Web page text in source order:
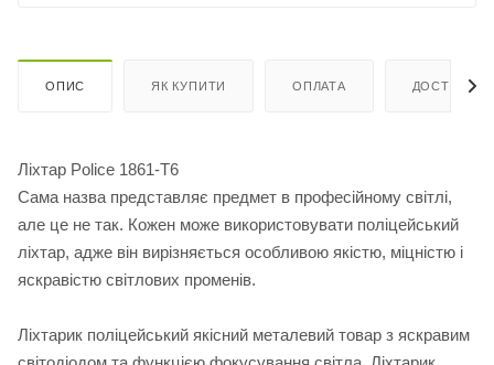
ОПИС ЯК КУПИТИ ОПЛАТА ДОСТАВКА
Ліхтар Police 1861-T6
Сама назва представляє предмет в професійному світлі,
але це не так. Кожен може використовувати поліцейський
ліхтар, адже він вирізняється особливою якістю, міцністю і
яскравістю світлових променів.
Ліхтарик поліцейський якісний металевий товар з яскравим